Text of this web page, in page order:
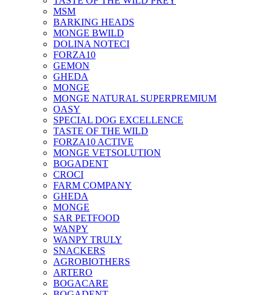
MSM
BARKING HEADS
MONGE BWILD
DOLINA NOTECI
FORZA10
GEMON
GHEDA
MONGE
MONGE NATURAL SUPERPREMIUM
OASY
SPECIAL DOG EXCELLENCE
TASTE OF THE WILD
FORZA10 ACTIVE
MONGE VETSOLUTION
BOGADENT
CROCI
FARM COMPANY
GHEDA
MONGE
SAR PETFOOD
WANPY
WANPY TRULY
SNACKERS
AGROBIOTHERS
ARTERO
BOGACARE